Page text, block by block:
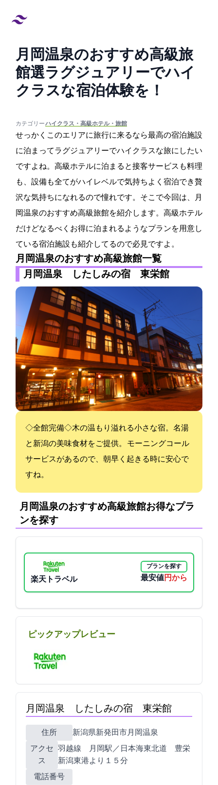
月岡温泉のおすすめ高級旅
館12選!ラグジュアリーでハイ
クラスな宿泊体験を！
カテゴリー:#ハイクラス・高級ホテル・旅館
せっかくこのエリアに旅行に来るなら最高の宿泊施設
に泊まってラグジュアリーでハイクラスな旅にしたい
ですよね。高級ホテルに泊まると接客サービスも料理
も、設備も全てがハイレベルで気持ちよく宿泊でき贅
沢な気持ちになれるので憧れです。そこで今回は、月
岡温泉のおすすめ高級旅館を紹介します。高級ホテル
だけどなるべくお得に泊まれるようなプランを用意し
ている宿泊施設も紹介してるので必見ですよ。
月岡温泉のおすすめ高級旅館一覧
月岡温泉 したしみの宿 東栄館
◇Wi-Fi全館完備◇木の温もり溢れる小さな宿。名湯
と新潟の美味食材をご提供。 モーニングコール
サービスがあるので、朝早く起きる時に安心で
すね。
月岡温泉のおすすめ高級旅館:お得なプラ
ンを探す
楽天トラベル
プランを探す
最安値5500円から
ピックアップレビュー
月岡温泉 したしみの宿 東栄館
住所
新潟県新発田市月岡温泉552-2
アクセ
ス
羽越線 月岡駅／日本海東北道 豊栄
新潟東港ICより１５分
電話番号